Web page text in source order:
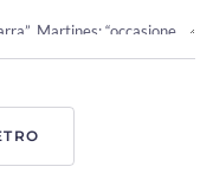
Martines: “occasione
Tennis Giotto a